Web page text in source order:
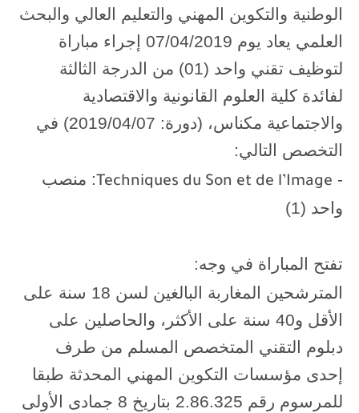
الوطنية والتكوين المهني والتعليم العالي والبحث
العلمي يعاد يوم 07/04/2019 إجراء مباراة
لتوظيف تقني واحد (01) من الدرجة الثالثة
لفائدة كلية العلوم القانونية والاقتصادية
والاجتماعية مكناس، (دورة: 2019/04/07) في
التخصص التالي:
-
Techniques du Son et de l’Image : منصب
واحد (1)
تفتح المباراة في وجه:
المترشحين المغاربة البالغين لسن 18 سنة على
الأقل و40 سنة على الأكثر، والحاصلين على
دبلوم التقني المتخصص المسلم من طرف
إحدى مؤسسات التكوين المهني المحدثة طبقا
للمرسوم رقم 2.86.325 بتاريخ 8 جمادى الأولى